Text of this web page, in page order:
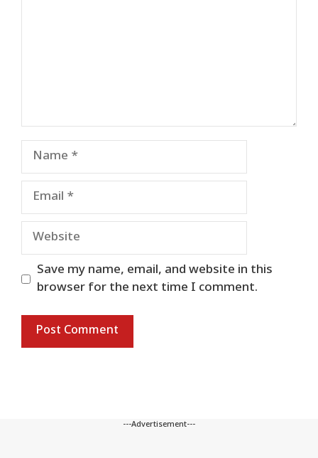
Name
Email
Website
Save my name, email, and website in this
browser for the next time I comment.
---Advertisement---